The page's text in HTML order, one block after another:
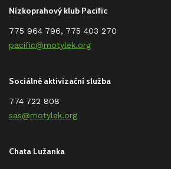
Nízkoprahový klub Pacific
775 964 796, 775 403 270
pacific@motylek.org
Sociálně aktivizační služba
774 722 808
sas@motylek.org
Chata Lužanka